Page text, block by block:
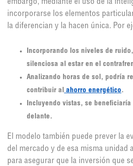
embargo, mediante el uso de la
incorporarse los elementos
la diferencian y la hacen única. Por
Incorporando los niveles de
silenciosa al estar en el
Analizando horas de sol, podría
contribuir al ahorro energético.
Incluyendo vistas, se
delante.
El modelo también puede prever la
del mercado y de esa misma unidad
para asegurar que la inversión que